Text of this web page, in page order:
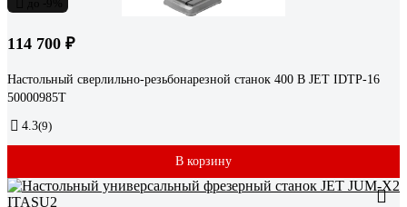
114 700 ₽
Настольный сверлильно-резьбонарезной станок 400 В JET IDTP-16
50000985T
4.3(9)
В корзину